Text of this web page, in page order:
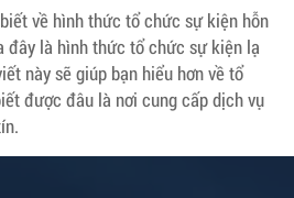
về hình thức tổ chức sự kiện hỗn
đây là hình thức tổ chức sự kiện lạ
này sẽ giúp bạn hiểu hơn về tổ
được đâu là nơi cung cấp dịch vụ